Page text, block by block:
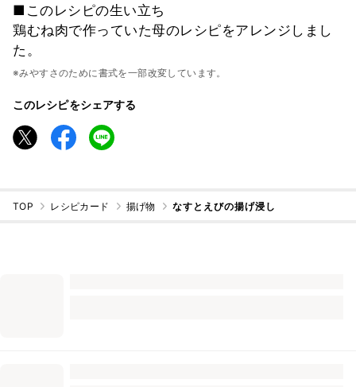
■このレシピの生い立ち
鶏むね肉で作っていた母のレシピをアレンジしまし
た。
※みやすさのために書式を一部改変しています。
このレシピをシェアする
TOP レシピカード 揚げ物 なすとえびの揚げ浸し